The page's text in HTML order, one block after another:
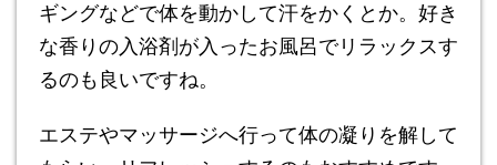
ギングなどで体を動かして汗をかくとか。好き
な香りの入浴剤が入ったお風呂でリラックスす
るのも良いですね。
エステやマッサージへ行って体の凝りを解して